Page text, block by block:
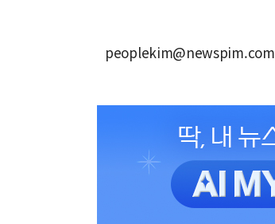
peoplekim@newspim.com